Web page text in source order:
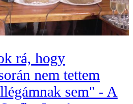
rá, hogy
nem tettem
sem" - A